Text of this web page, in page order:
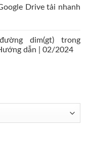
Drive tải nhanh
dim(gt) trong
dẫn | 02/2024